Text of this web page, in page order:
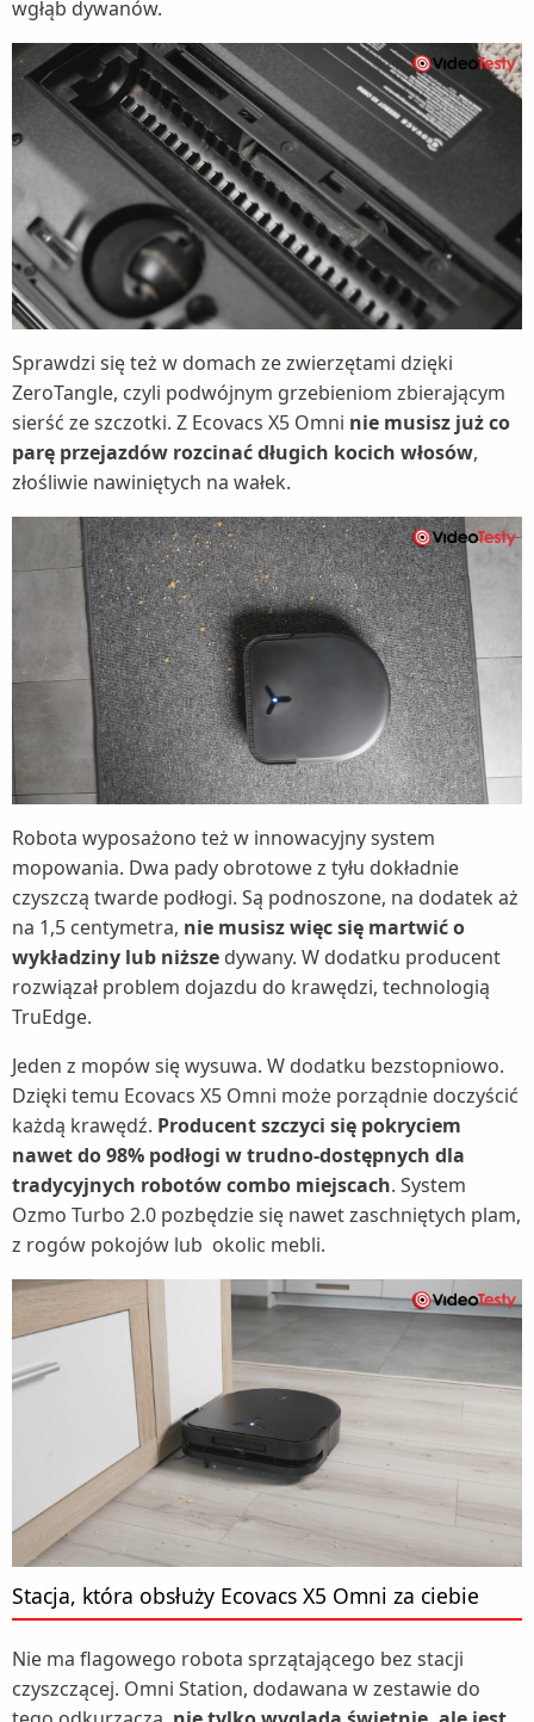
wgłąb dywanów.
Sprawdzi się też w domach ze zwierzętami dzięki
ZeroTangle, czyli podwójnym grzebieniom zbierającym
sierść ze szczotki. Z Ecovacs X5 Omni nie musisz już co
parę przejazdów rozcinać długich kocich włosów,
złośliwie nawiniętych na wałek.
Robota wyposażono też w innowacyjny system
mopowania. Dwa pady obrotowe z tyłu dokładnie
czyszczą twarde podłogi. Są podnoszone, na dodatek aż
na 1,5 centymetra, nie musisz więc się martwić o
wykładziny lub niższe dywany. W dodatku producent
rozwiązał problem dojazdu do krawędzi, technologią
TruEdge.
Jeden z mopów się wysuwa. W dodatku bezstopniowo.
Dzięki temu Ecovacs X5 Omni może porządnie doczyścić
każdą krawędź. Producent szczyci się pokryciem
nawet do 98% podłogi w trudno-dostępnych dla
tradycyjnych robotów combo miejscach. System
Ozmo Turbo 2.0 pozbędzie się nawet zaschniętych plam,
z rogów pokojów lub okolic mebli.
Stacja, która obsłuży Ecovacs X5 Omni za ciebie
Nie ma flagowego robota sprzątającego bez stacji
czyszczącej. Omni Station, dodawana w zestawie do